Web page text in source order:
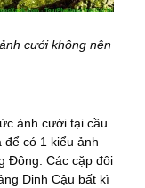
cưới không nên
ảnh cưới tại cầu
để có 1 kiểu ảnh
Đông. Các cặp đôi
Dinh Cậu bất kì